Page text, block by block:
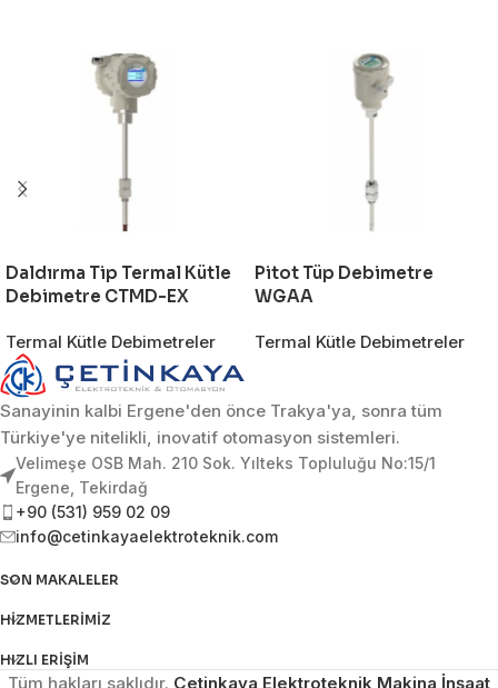
Daldırma Tip Termal Kütle
Debimetre CTMD-EX
Termal Kütle Debimetreler
Pitot Tüp Debimetre
WGAA
Termal Kütle Debimetreler
Sanayinin kalbi Ergene'den önce Trakya'ya, sonra tüm
Türkiye'ye nitelikli, inovatif otomasyon sistemleri.
Velimeşe OSB Mah. 210 Sok. Yılteks Topluluğu No:15/1
Ergene, Tekirdağ
+90 (531) 959 02 09
info@cetinkayaelektroteknik.com
SON MAKALELER
HIZMETLERIMIZ
HIZLI ERIŞIM
Tüm hakları saklıdır. Çetinkaya Elektroteknik Makina İnşaat